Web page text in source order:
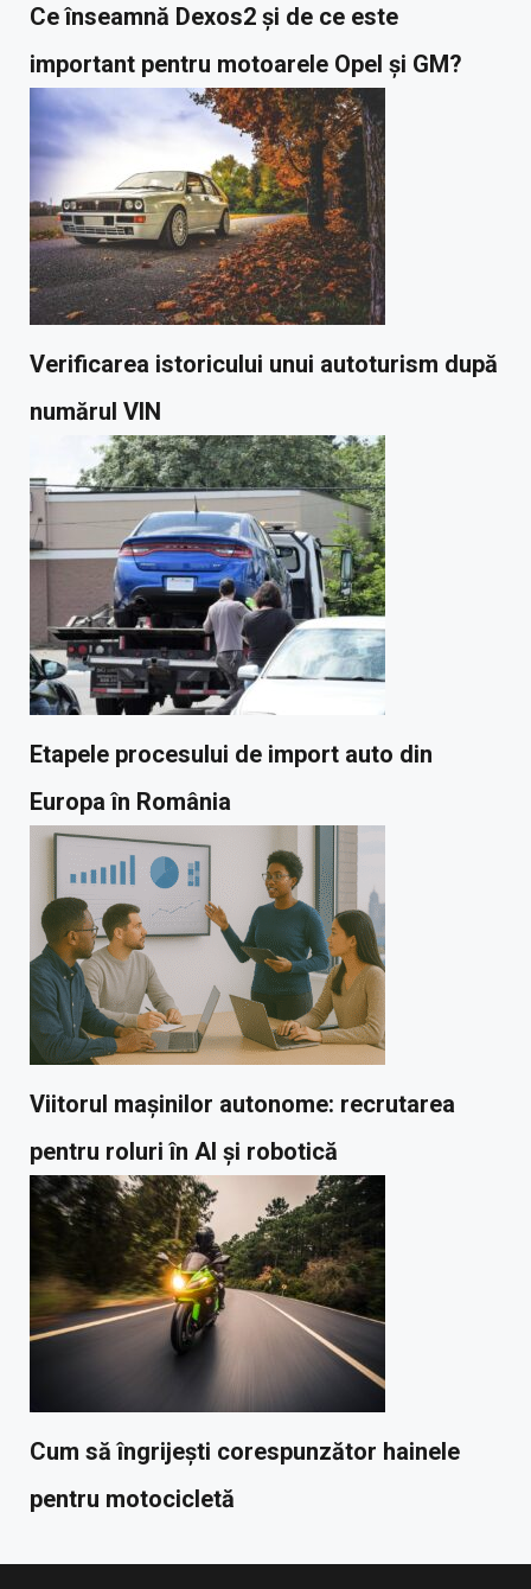
Ce înseamnă Dexos2 și de ce este
important pentru motoarele Opel și GM?
Verificarea istoricului unui autoturism după
numărul VIN
Etapele procesului de import auto din
Europa în România
Viitorul mașinilor autonome: recrutarea
pentru roluri în AI și robotică
Cum să îngrijești corespunzător hainele
pentru motocicletă